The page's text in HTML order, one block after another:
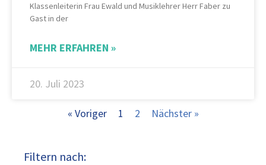
Klassenleiterin Frau Ewald und Musiklehrer Herr Faber zu
Gast in der
MEHR ERFAHREN »
20. Juli 2023
« Voriger 1 2 Nächster »
Filtern nach: